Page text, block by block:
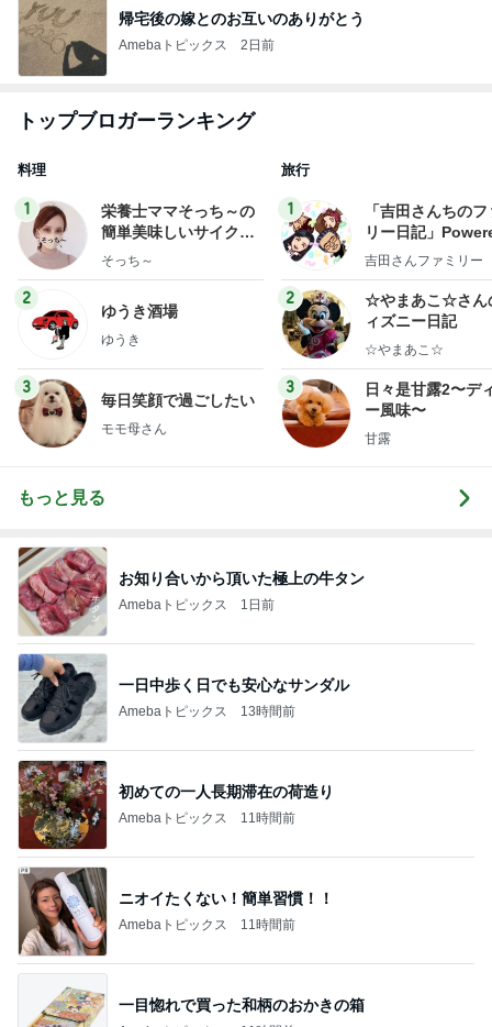
帰宅後の嫁とのお互いのありがとう
Amebaトピックス 2日前
トップブロガーランキング
料理
1
栄養士ママそっち～の
簡単美味しいサイクル
献立
そっち～
2
ゆうき酒場
ゆうき
3
毎日笑顔で過ごしたい
モモ母さん
旅行
1
「吉田さんちの
リー日記」
y Ameba 吉田さ
ログ
吉田さんファミリー
2
☆やまあこ☆さん
ィズニー日記
☆やまあこ☆
3
日々是甘露2〜デ
ー風味〜
甘露
もっと見る
お知り合いから頂いた極上の牛タン
Amebaトピックス 1日前
一日中歩く日でも安心なサンダル
Amebaトピックス 13時間前
初めての一人長期滞在の荷造り
Amebaトピックス 11時間前
ニオイたくない！簡単習慣！！
Amebaトピックス 11時間前
一目惚れで買った和柄のおかきの箱